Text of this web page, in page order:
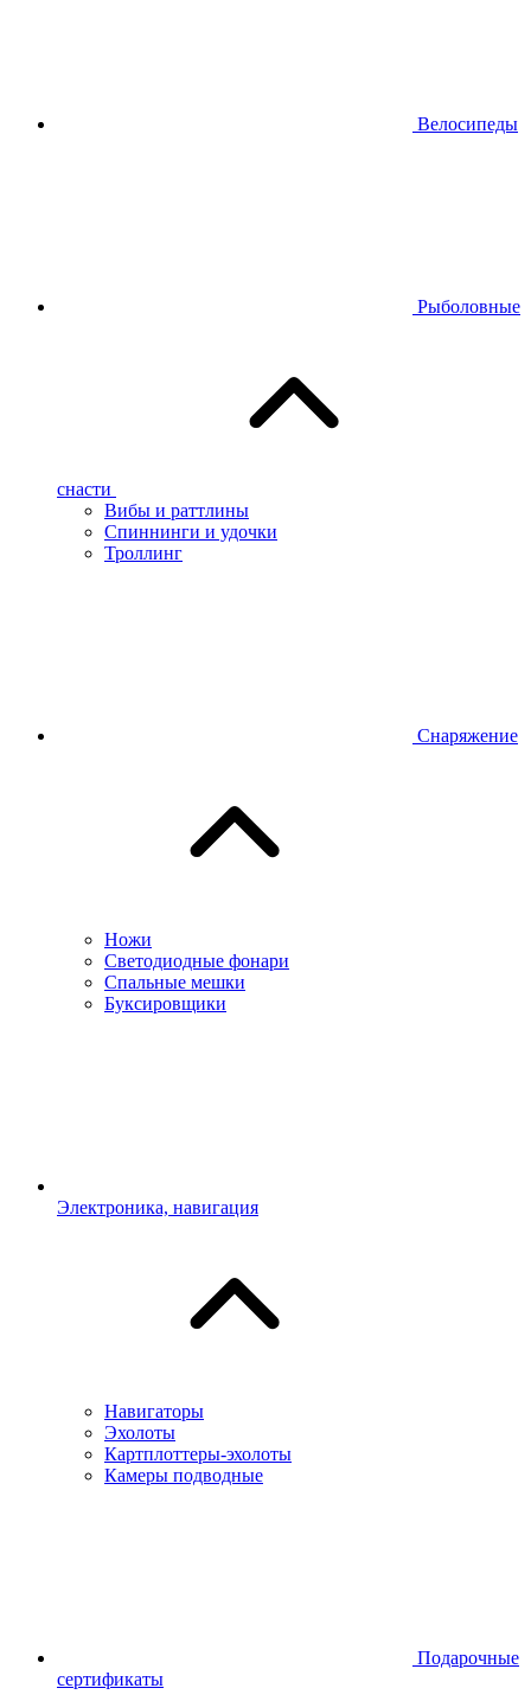
Велосипеды
Рыболовные
снасти
Вибы и раттлины
Спиннинги и удочки
Троллинг
Снаряжение
Ножи
Светодиодные фонари
Спальные мешки
Буксировщики
Электроника, навигация
Навигаторы
Эхолоты
Картплоттеры-эхолоты
Камеры подводные
Подарочные
сертификаты